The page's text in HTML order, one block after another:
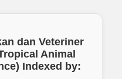
dan Veteriner
Animal
Indexed by: